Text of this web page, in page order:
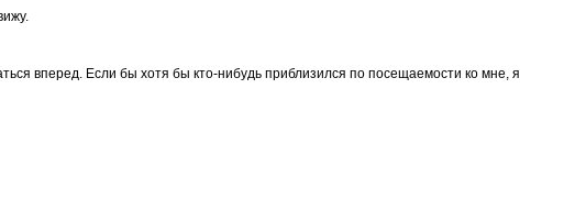
вперед. Если бы хотя бы кто-нибудь приблизился по посещаемости ко мне, я